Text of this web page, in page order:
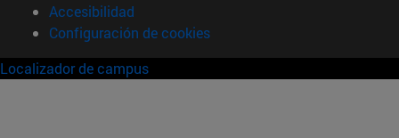
Accesibilidad
Configuración de cookies
Localizador de campus